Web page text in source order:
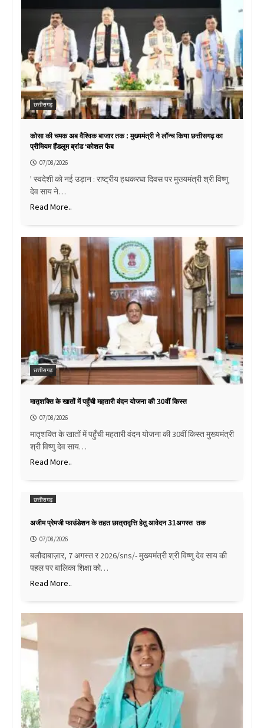
छत्तीसगढ़
कोसा की चमक अब वैश्विक बाजार तक : मुख्यमंत्री ने लॉन्च किया छत्तीसगढ़ का
प्रीमियम हैंडलूम ब्रांड ‘कोशल फैब
07/08/2026
' स्वदेशी को नई उड़ान : राष्ट्रीय हथकरघा दिवस पर मुख्यमंत्री श्री विष्णु
देव साय ने…
Read More..
छत्तीसगढ़
मातृशक्ति के खातों में पहुँची महतारी वंदन योजना की 30वीं किस्त
07/08/2026
मातृशक्ति के खातों में पहुँची महतारी वंदन योजना की 30वीं किस्त मुख्यमंत्री
श्री विष्णु देव साय…
Read More..
छत्तीसगढ़
अजीम प्रेमजी फाउंडेशन के तहत छात्रावृत्ति हेतु आवेदन 31अगस्त तक
07/08/2026
बलौदाबाज़ार, 7 अगस्त र 2026/sns/- मुख्यमंत्री श्री विष्णु देव साय की
पहल पर बालिका शिक्षा को…
Read More..